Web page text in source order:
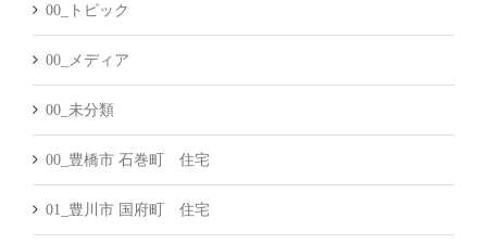
00_トピック
00_メディア
00_未分類
00_豊橋市 石巻町 住宅
01_豊川市 国府町 住宅